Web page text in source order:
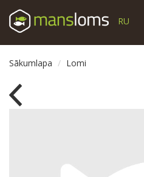
RU
Sākumlapa Lomi